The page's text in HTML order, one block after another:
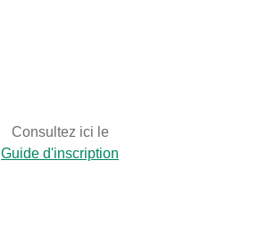
Consultez ici le
Guide d'inscription